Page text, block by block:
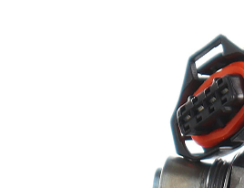
M18x1.5
329 mm
300 mm
4